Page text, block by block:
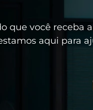
que você receba
aqui para